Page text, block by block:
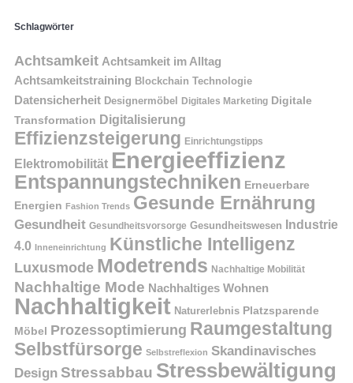
Schlagwörter
Achtsamkeit Achtsamkeit im Alltag
Achtsamkeitstraining Blockchain Technologie
Datensicherheit Designermöbel Digitales Marketing Digitale
Transformation Digitalisierung
Effizienzsteigerung Einrichtungstipps
Elektromobilität Energieeffizienz
Entspannungstechniken Erneuerbare
Energien Fashion Trends Gesunde Ernährung
Gesundheit Gesundheitsvorsorge Gesundheitswesen
Industrie
4.0
Inneneinrichtung Künstliche Intelligenz
Luxusmode Modetrends Nachhaltige Mobilität
Nachhaltige Mode Nachhaltiges Wohnen
Nachhaltigkeit Naturerlebnis Platzsparende
Möbel Prozessoptimierung Raumgestaltung
Selbstfürsorge Selbstreflexion Skandinavisches
Design Stressabbau Stressbewältigung